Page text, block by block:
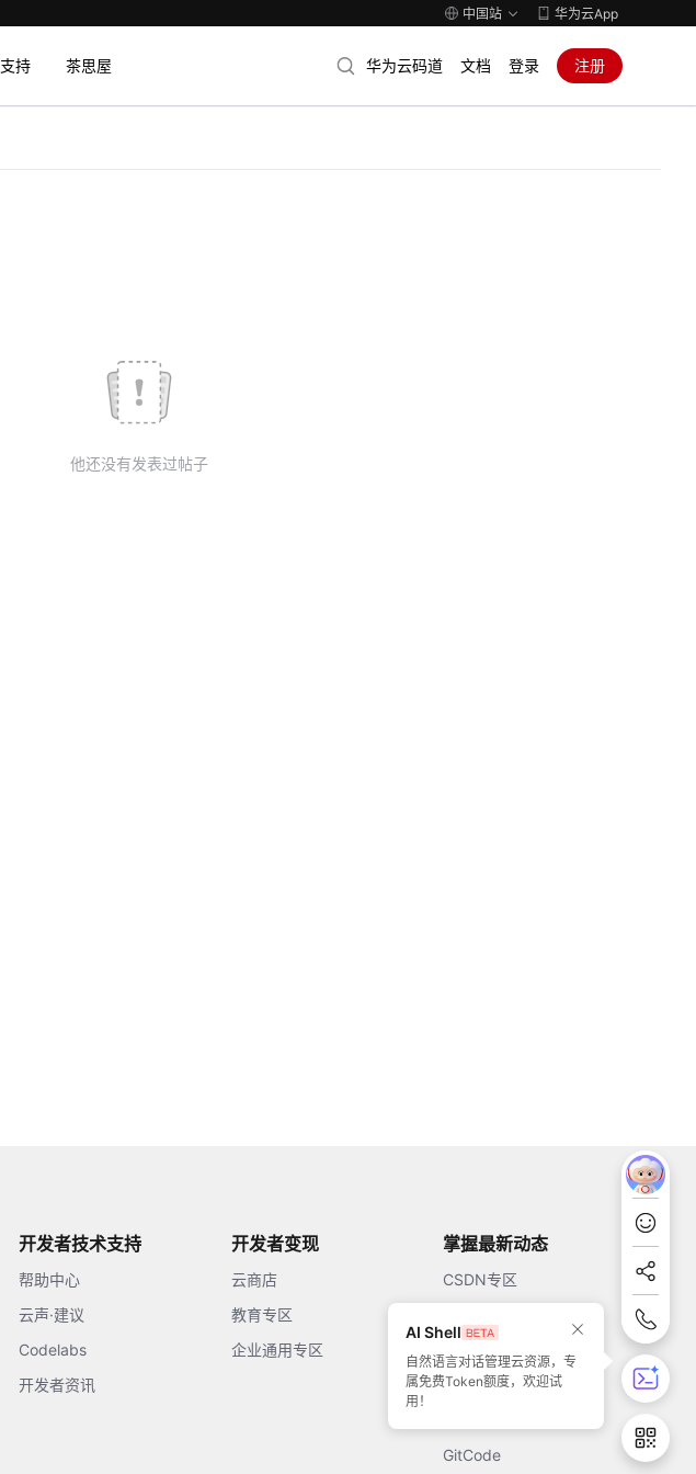
中国站 华为云App
支持 茶思屋 华为云码道 文档 登录 注册
他还没有发表过帖子
开发者技术支持
帮助中心
云声·建议
Codelabs
开发者资讯
开发者变现
云商店
教育专区
企业通用专区
掌握最新动态
CSDN专区
51CTO
GitCode
AI Shell
自然语言对话管理云资源，专
属免费Token额度，欢迎试
用！